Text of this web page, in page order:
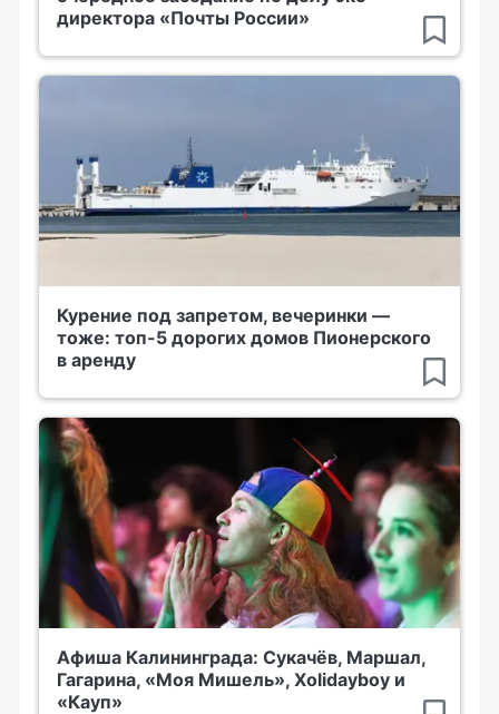
директора «Почты России»
Курение под запретом, вечеринки —
тоже: топ-5 дорогих домов Пионерского
в аренду
Афиша Калининграда: Сукачёв, Маршал,
Гагарина, «Моя Мишель», Xolidayboy и
«Кауп»